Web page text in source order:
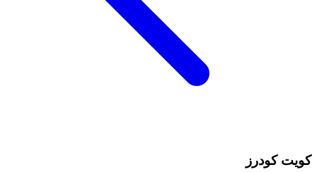
كويت كودرز